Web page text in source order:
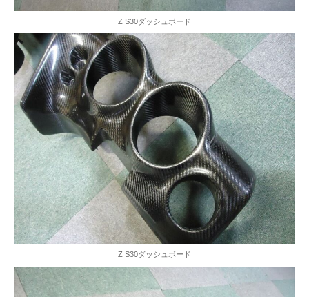
Z S30ダッシュボード
Z S30ダッシュボード